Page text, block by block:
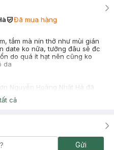
Đã mua hàng
tắm mà nín thở như mùi gián
date ko nữa, tưởng đâu sẽ đc
do quá ít hạt nên cũng ko
da
Nguyễn Hoàng Nhật Hà đã
lòng của khách hàng là động
phát triển hơn nữa về chất
cả
Gửi